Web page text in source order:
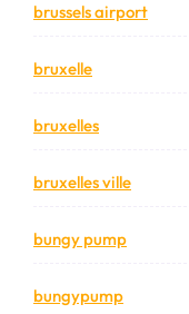
brussels airport
bruxelle
bruxelles
bruxelles ville
bungy pump
bungypump